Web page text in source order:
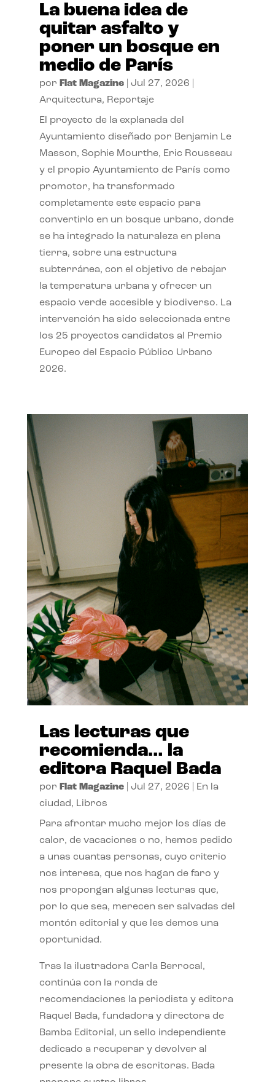
La buena idea de
quitar asfalto y
poner un bosque en
medio de París
por Flat Magazine| Jul 27, 2026
Arquitectura, Reportaje
El proyecto de la explanada del
Ayuntamiento diseñado por Benjamin Le
Masson, Sophie Mourthe, Eric Rousseau
y el propio Ayuntamiento de París como
promotor, ha transformado
completamente este espacio para
convertirlo en un bosque urbano, donde
se ha integrado la naturaleza en plena
tierra, sobre una estructura
subterránea, con el objetivo de rebajar
la temperatura urbana y ofrecer un
espacio verde accesible y biodiverso. La
intervención ha sido seleccionada entre
los 25 proyectos candidatos al Premio
Europeo del Espacio Público Urbano
2026.
Las lecturas que
recomienda… la
editora Raquel Bada
por Flat Magazine| Jul 27, 2026
En la
ciudad, Libros
Para afrontar mucho mejor los días de
calor, de vacaciones o no, hemos pedido
a unas cuantas personas, cuyo criterio
nos interesa, que nos hagan de faro y
nos propongan algunas lecturas que,
por lo que sea, merecen ser salvadas del
montón editorial y que les demos una
oportunidad.
Tras la ilustradora Carla Berrocal,
continúa con la ronda de
recomendaciones la periodista y editora
Raquel Bada, fundadora y directora de
Bamba Editorial, un sello independiente
dedicado a recuperar y devolver al
presente la obra de escritoras. Bada